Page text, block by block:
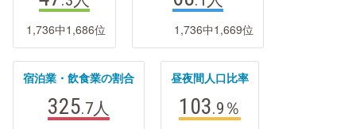
1,736中1,686位 1,736中1,669位
宿泊業・飲食業の割合
325.7人
昼夜間人口比率
103.9 ％